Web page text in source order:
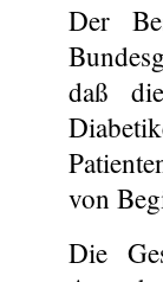
Der
daß
von
Die